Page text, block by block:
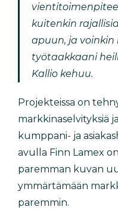
kuitenkin
apuun, ja
työtaakkaani
Kallio kehuu.
Projekteissa on
markkinaselvityksiä
kumppani- ja
avulla Finn Lamex
paremman kuvan
ymmärtämään
paremmin.